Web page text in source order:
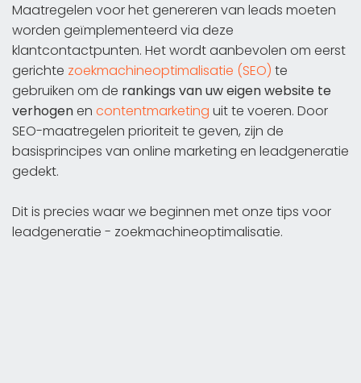
Maatregelen voor het genereren van leads moeten
worden geïmplementeerd via deze
klantcontactpunten. Het wordt aanbevolen om eerst
gerichte zoekmachineoptimalisatie (SEO) te
gebruiken om de rankings van uw eigen website te
verhogenen contentmarketing uit te voeren. Door
SEO-maatregelen prioriteit te geven, zijn de
basisprincipes van online marketing en leadgeneratie
gedekt.
Dit is precies waar we beginnen met onze tips voor
leadgeneratie - zoekmachineoptimalisatie.